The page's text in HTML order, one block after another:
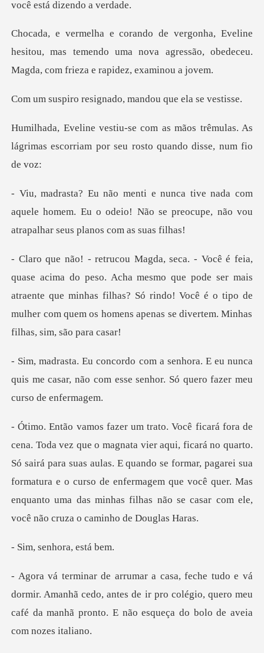
e
hesitou, mas temendo uma nova agressão, obedece
signado, mandou q
os trêmulas. As
lágrimas escorriam por
com
aquele homem. Eu o odeio! Não se preocupe, n
a mesmo que pode ser mais
atraente que minhas filhas? Só rindo! Você é o tipo de
E eu nunca
quis me casar, não com esse sen
quarto.
Só sairá para suas aulas. E quando se formar, pagarei sua
formatura e o curso de enfermagem que voc
enhora,
. Amanhã cedo, antes de ir pro colégio, quero meu
café da man